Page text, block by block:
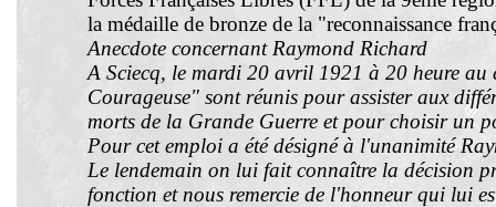
la médaille de bronze de la "reconnaissance
Anecdote concernant Raymond Richard
A Sciecq, le mardi 20 avril 1921 à 20 heure au
Courageuse" sont réunis pour assister aux
morts de la Grande Guerre et pour choisir un
Pour cet emploi a été désigné à l'unanimité
Le lendemain on lui fait connaître la décision
fonction et nous remercie de l'honneur qui lui